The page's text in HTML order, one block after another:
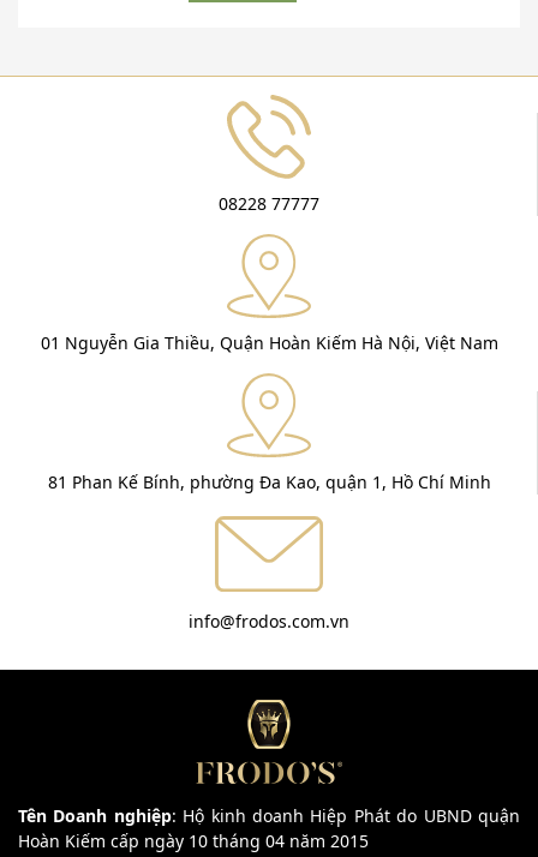
08228 77777
01 Nguyễn Gia Thiều, Quận Hoàn Kiếm Hà Nội, Việt Nam
81 Phan Kế Bính, phường Đa Kao, quận 1, Hồ Chí Minh
info@frodos.com.vn
Tên Doanh nghiệp: Hộ kinh doanh Hiệp Phát do UBND quận
Hoàn Kiếm cấp ngày 10 tháng 04 năm 2015